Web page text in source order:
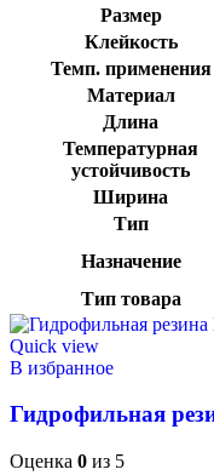
Размер
Клейкость
Темп. применения
Материал
Длина
Температурная
устойчивость
Ширина
Тип
Назначение
Тип товара
Quick view
В избранное
Гидрофильная
Оценка 0 из 5